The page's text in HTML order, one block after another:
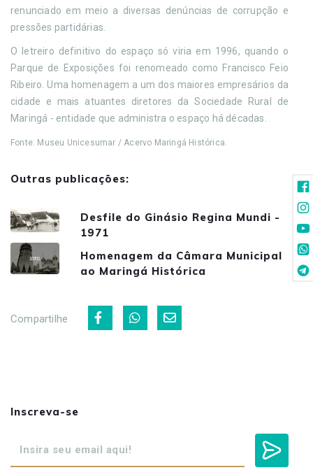
renunciado em meio a diversas denúncias de corrupção e
pressões partidárias.
O letreiro definitivo do espaço só viria em 1996, quando o
Parque de Exposições foi renomeado como Francisco Feio
Ribeiro. Uma homenagem a um dos maiores empresários da
cidade e mais atuantes diretores da Sociedade Rural de
Maringá - entidade que administra o espaço há décadas.
Fonte: Museu Unicesumar / Acervo Maringá Histórica.
Outras publicações:
Desfile do Ginásio Regina Mundi -
1971
Homenagem da Câmara Municipal
ao Maringá Histórica
Compartilhe
Inscreva-se